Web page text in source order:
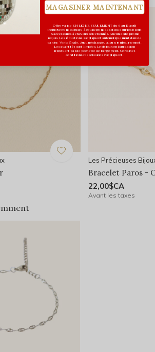
Les Précieuses
Bracelet Paros -
22,00$CA
Avant les taxes
MAGASINER MAINTENANT
Offre valide EN LIGNE SEULEMENT du 6 au 12 août
inclusivement ou jusqu'à épuisement des stocks sur les bijoux
& accessoires à cheveux sélectionnés. Aucun code promo
requis. Les réductions s’appliquent automatiquement dans le
panier. Vente finale. Aucun échange, aucun remboursement.
Les quantités sont limitées. Les bijoux en liquidation
n'incluent pas de pochette de rangement. Certaines
conditions et exclusions s'appliquent.